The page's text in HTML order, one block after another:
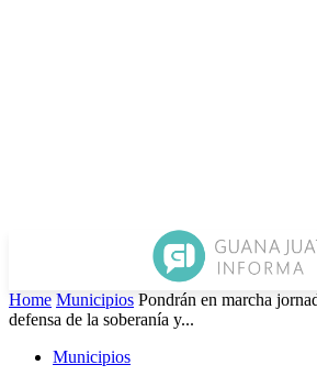
Home Municipios Pondrán en marcha
defensa de la soberanía y...
Municipios